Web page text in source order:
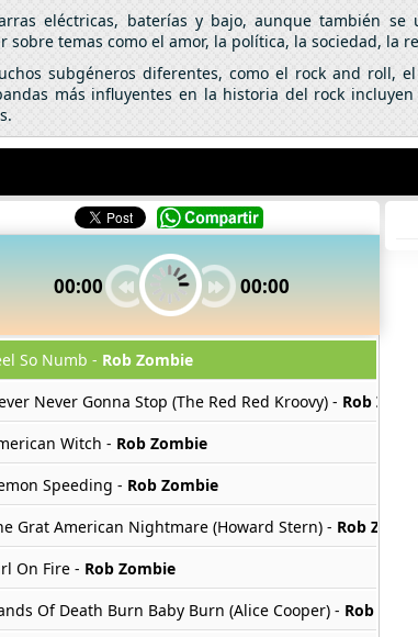
eléctricas, baterías y bajo, aunque también se
temas como el amor, la política, la sociedad, la
subgéneros diferentes, como el rock and roll,
más influyentes en la historia del rock incluyen
00:00 00:00
So Numb - Rob Zombie
Never Gonna Stop (The Red Red Kroovy) - Rob
Witch - Rob Zombie
Speeding - Rob Zombie
Grat American Nightmare (Howard Stern) - Rob Zombie
On Fire - Rob Zombie
Of Death Burn Baby Burn (Alice Cooper) - Rob